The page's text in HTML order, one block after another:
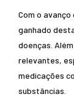
Com o avanço
ganhado
doenças.
relevantes,
medicações
substâncias.